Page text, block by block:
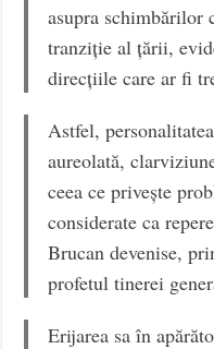
asupra schimbărilor
tranziție al țării,
direcțiile care ar fi
Astfel,
aureolată,
ceea ce privește
considerate ca
Brucan devenise,
profetul tinerei
Erijarea sa în